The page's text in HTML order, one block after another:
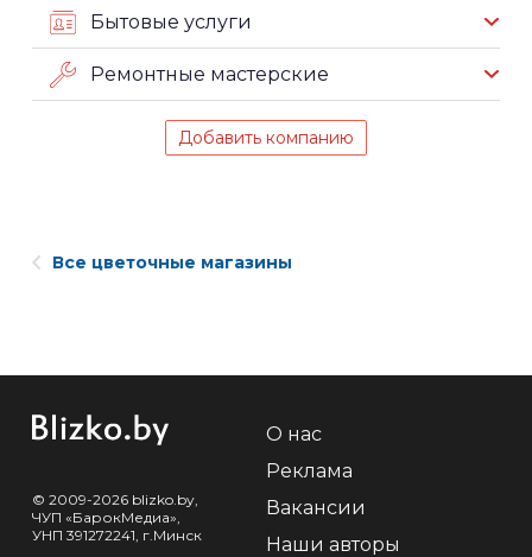
Бытовые услуги
Ремонтные мастерские
Добавить компанию
Все цветочные магазины
© 2009-2026 blizko.by,
ЧУП «БарокМедиа»,
УНП 391272241, г.Минск
О нас
Реклама
Вакансии
Наши авторы